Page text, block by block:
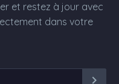
et restez à jour avec
dans votre